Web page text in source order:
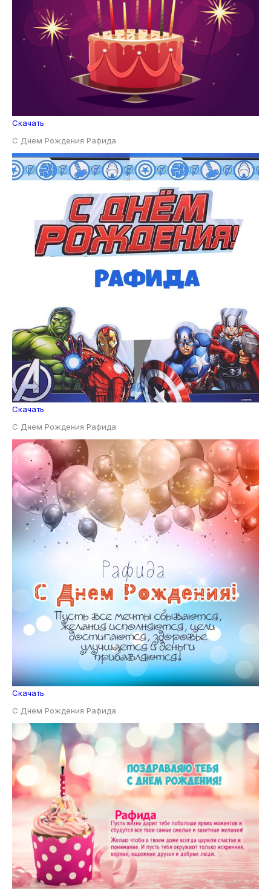
Скачать
С Днем Рождения Рафида
Скачать
С Днем Рождения Рафида
Скачать
С Днем Рождения Рафида